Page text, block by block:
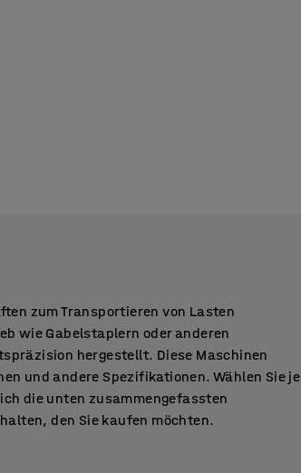
zum Transportieren von Lasten
wie Gabelstaplern oder anderen
hergestellt. Diese Maschinen
und andere Spezifikationen. Wählen Sie je
die unten zusammengefassten
den Sie kaufen möchten.